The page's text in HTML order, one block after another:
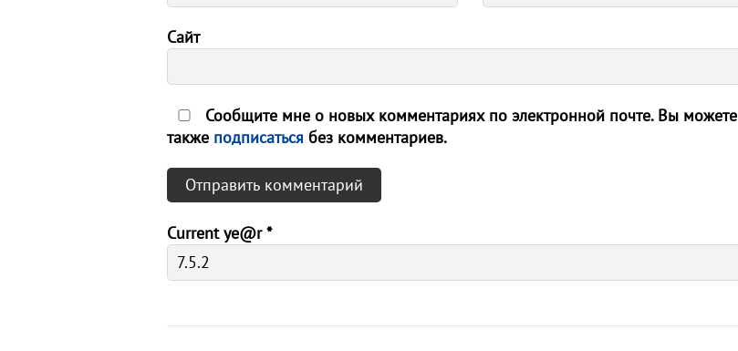
Сайт
Сообщите мне о новых комментариях по электронной почте. Вы можете
также подписаться без комментариев.
Current ye@r*